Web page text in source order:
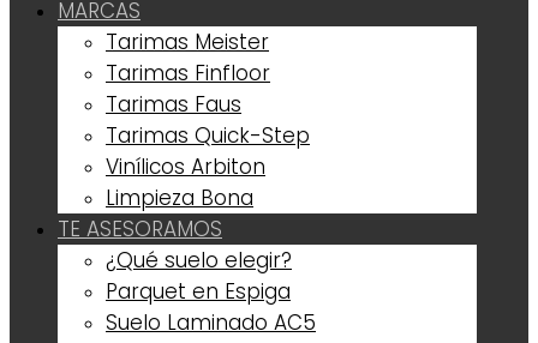
MARCAS
Tarimas Meister
Tarimas Finfloor
Tarimas Faus
Tarimas Quick-Step
Vinílicos Arbiton
Limpieza Bona
TE ASESORAMOS
¿Qué suelo elegir?
Parquet en Espiga
Suelo Laminado AC5